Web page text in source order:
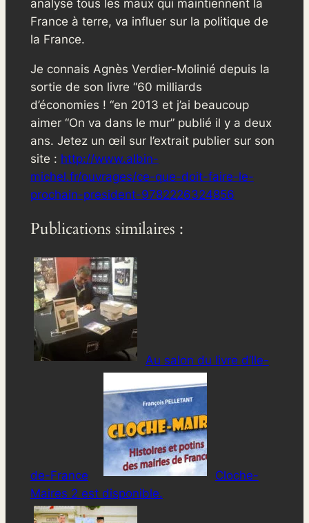
analyse tous les maux qui maintiennent la
France à terre, va influer sur la politique de
la France.
Je connais Agnès Verdier-Molinié depuis la
sortie de son livre “60 milliards
d’économies ! “en 2013 et j’ai beaucoup
aimer “On va dans le mur” publié il y a deux
ans. Jetez un œil sur l’extrait publier sur son
site : http://www.albin-
michel.fr/ouvrages/ce-que-doit-faire-le-
prochain-president-9782226324856
Publications similaires :
Au salon du livre d’Ile-
de-France
Cloche-
Maires 2 est disponible.